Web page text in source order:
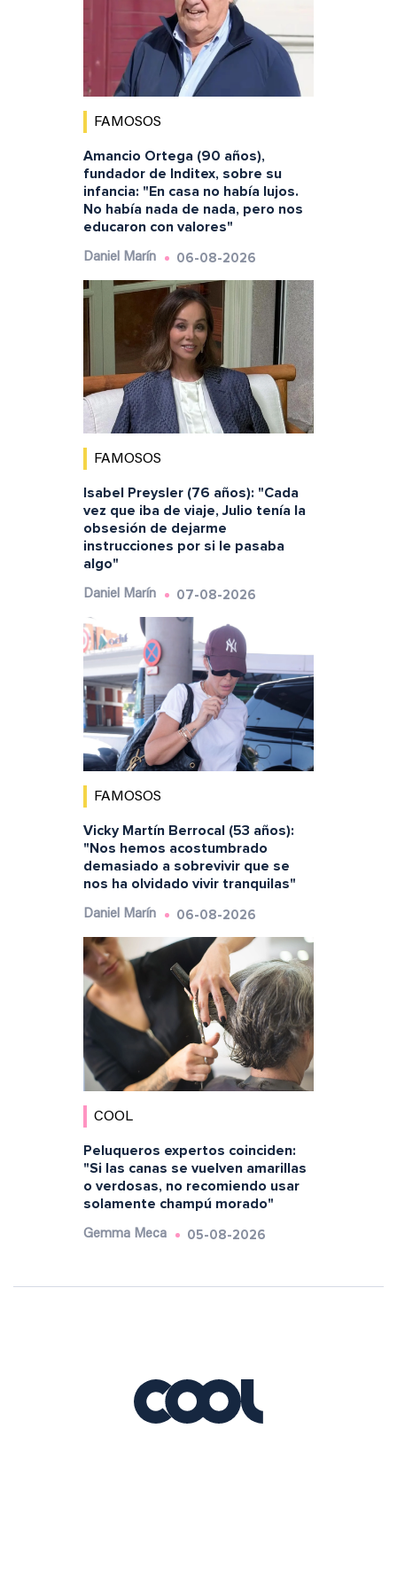
FAMOSOS
Amancio Ortega (90 años),
fundador de Inditex, sobre su
infancia: "En casa no había lujos.
No había nada de nada, pero nos
educaron con valores"
Daniel Marín 06-08-2026
FAMOSOS
Isabel Preysler (76 años): "Cada
vez que iba de viaje, Julio tenía la
obsesión de dejarme
instrucciones por si le pasaba
algo"
Daniel Marín 07-08-2026
FAMOSOS
Vicky Martín Berrocal (53 años):
"Nos hemos acostumbrado
demasiado a sobrevivir que se
nos ha olvidado vivir tranquilas"
Daniel Marín 06-08-2026
COOL
Peluqueros expertos coinciden:
"Si las canas se vuelven amarillas
o verdosas, no recomiendo usar
solamente champú morado"
Gemma Meca 05-08-2026